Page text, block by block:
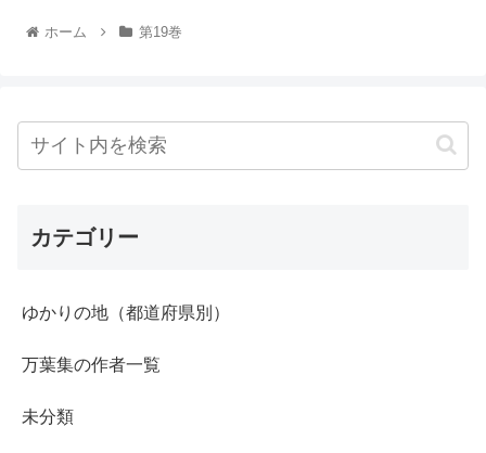
ホーム 第19巻
カテゴリー
ゆかりの地（都道府県別）
万葉集の作者一覧
未分類